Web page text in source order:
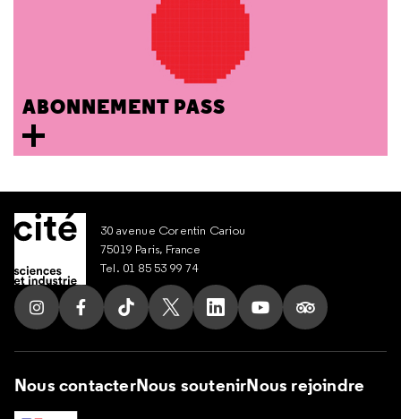
ABONNEMENT PASS
30 avenue Corentin Cariou
75019 Paris, France
Tel. 01 85 53 99 74
Suivez nous sur Instagram
Suivez nous sur Facebook
Suivez nous sur Tik Tok
Suivez nous sur X
Suivez nous sur LinkedIn
Suivez nous sur
Suivez nous
Nous contacterNous soutenirNous rejoindre